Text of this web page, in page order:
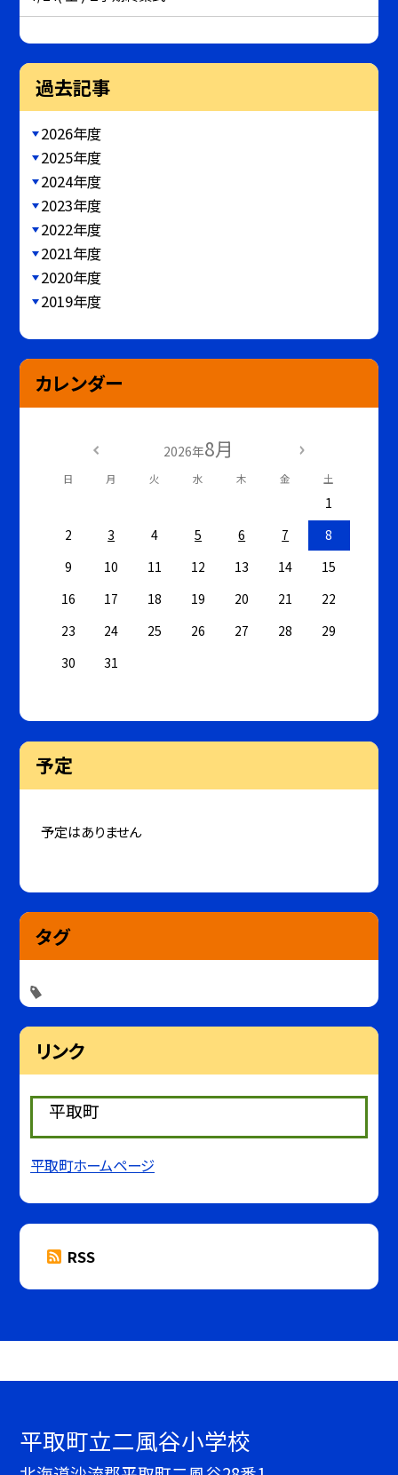
過去記事
2026年度
2025年度
2024年度
2023年度
2022年度
2021年度
2020年度
2019年度
カレンダー
2026年8月
日 月 火 水 木 金 土
1
2
3 4 5 6 7
8
9
10 11 12 13 14
15
16
17 18 19 20 21
22
23
24 25 26 27 28
29
30
31
予定
予定はありません
タグ
リンク
平取町
平取町ホームページ
RSS
平取町立二風谷小学校